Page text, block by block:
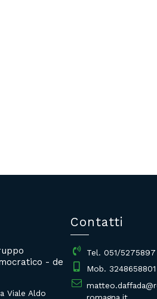
- de
Viale Aldo
Contatti
Tel. 051/5275897
Mob. 3248658801